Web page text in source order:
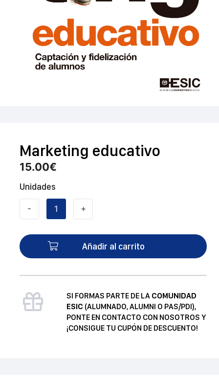
Marketing educativo
15.00€
Unidades
- +
Añadir al carrito
SI FORMAS PARTE DE LA COMUNIDAD
ESIC (ALUMNADO, ALUMNI O PAS/PDI),
PONTE EN CONTACTO CON NOSOTROS Y
¡CONSIGUE TU CUPÓN DE DESCUENTO!